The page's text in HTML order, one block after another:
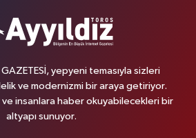
GAZETESİ, yepyeni temasıyla sizleri
ve modernizmi bir araya getiriyor.
ve insanlara haber okuyabilecekleri bir
altyapı sunuyor.